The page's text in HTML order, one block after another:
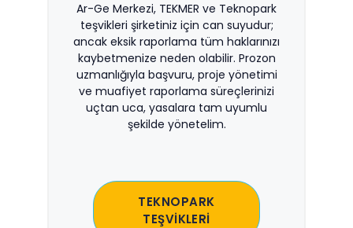
Ar-Ge Merkezi, TEKMER ve Teknopark
teşvikleri şirketiniz için can suyudur;
ancak eksik raporlama tüm haklarınızı
kaybetmenize neden olabilir. Prozon
uzmanlığıyla başvuru, proje yönetimi
ve muafiyet raporlama süreçlerinizi
uçtan uca, yasalara tam uyumlu
şekilde yönetelim.
TEKNOPARK
TEŞVİKLERİ